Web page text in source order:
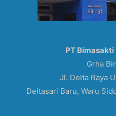
PT
Grha
Jl. Delta Raya
Deltasari Baru, Waru